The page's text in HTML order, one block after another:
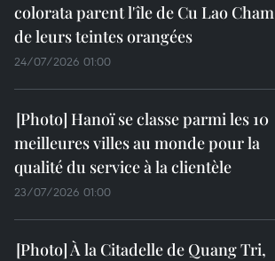
colorata parent l'île de Cu Lao Cham
de leurs teintes orangées
24/07/2026 01:00
Hanoï se classe parmi les 10
meilleures villes au monde pour la
qualité du service à la clientèle
23/07/2026 01:00
À la Citadelle de Quang Tri,